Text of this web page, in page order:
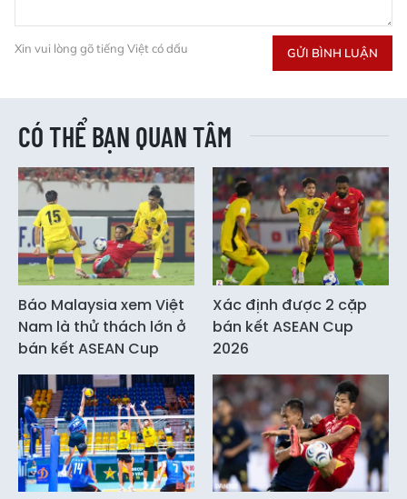
Xin vui lòng gõ tiếng Việt có dấu GỬI BÌNH LUẬN
CÓ THỂ BẠN QUAN TÂM
Báo Malaysia xem Việt
Nam là thử thách lớn ở
bán kết ASEAN Cup
Xác định được 2 cặp
bán kết ASEAN Cup
2026